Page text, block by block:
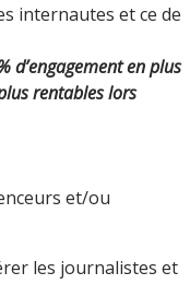
internautes et ce de
d’engagement en plus
rentables lors
et/ou
les journalistes et